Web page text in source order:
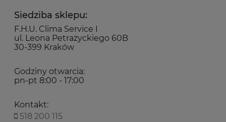
Siedziba sklepu:
F.H.U. Clima Service I
ul. Leona Petrażyckiego 60B
30-399 Kraków
Godziny otwarcia:
pn-pt 8:00 - 17:00
Kontakt:
518 200 115